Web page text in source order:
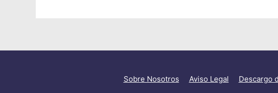
Sobre Nosotros Aviso Legal Descargo